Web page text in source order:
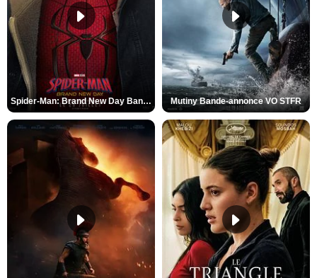
Spider-Man: Brand New Day Bande-annonce VO STFR Mutiny Bande-annonce VO STFR